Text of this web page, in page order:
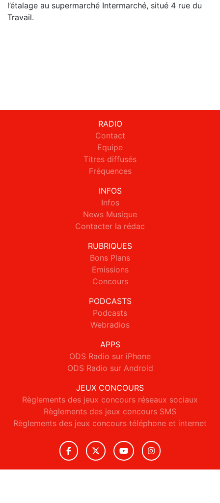
l’étalage au supermarché Intermarché, situé 4 rue du
Travail.
RADIO
Contact
Equipe
Titres diffusés
Fréquences
INFOS
Infos
News Musique
Contacter la rédac
RUBRIQUES
Bons Plans
Emissions
Concours
PODCASTS
Podcasts
Webradios
APPS
ODS Radio sur iPhone
ODS Radio sur Android
JEUX CONCOURS
Règlements des jeux concours réseaux sociaux
Règlements des jeux concours SMS
Règlements des jeux concours téléphone et internet